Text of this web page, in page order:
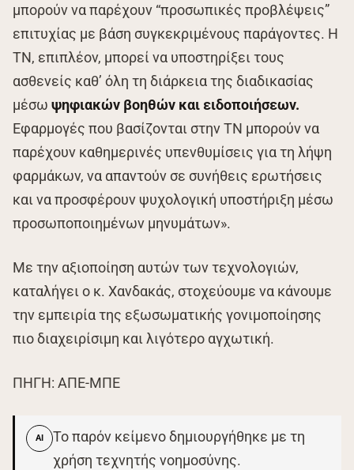
μπορούν να παρέχουν “προσωπικές προβλέψεις”
επιτυχίας με βάση συγκεκριμένους παράγοντες. Η
ΤΝ, επιπλέον, μπορεί να υποστηρίξει τους
ασθενείς καθ’ όλη τη διάρκεια της διαδικασίας
μέσω ψηφιακών βοηθών και ειδοποιήσεων.
Εφαρμογές που βασίζονται στην ΤΝ μπορούν να
παρέχουν καθημερινές υπενθυμίσεις για τη λήψη
φαρμάκων, να απαντούν σε συνήθεις ερωτήσεις
και να προσφέρουν ψυχολογική υποστήριξη μέσω
προσωποποιημένων μηνυμάτων».
Με την αξιοποίηση αυτών των τεχνολογιών,
καταλήγει ο κ. Χανδακάς, στοχεύουμε να κάνουμε
την εμπειρία της εξωσωματικής γονιμοποίησης
πιο διαχειρίσιμη και λιγότερο αγχωτική.
ΠΗΓΗ: ΑΠΕ-ΜΠΕ
AI
Το παρόν κείμενο δημιουργήθηκε με τη
χρήση τεχνητής νοημοσύνης.